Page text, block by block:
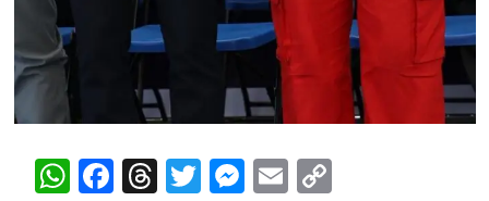
WhatsApp
Facebook
Threads
Twitter
Messenger
EmailCopy